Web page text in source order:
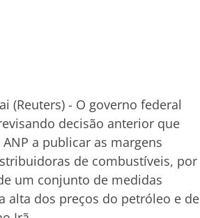
(Reuters) - O governo federal
decisão anterior que
a publicar as margens
de combustíveis, por
um conjunto de medidas
alta dos preços do petróleo e de